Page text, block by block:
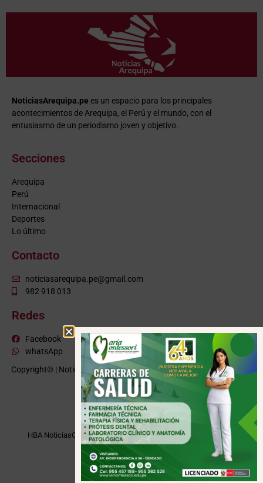
NoticiasArequipa.pe es un espacio para los principales
acontecimientos de Arequipa, el Perú y el mundo, con el
entusiasmo de un periodismo joven y objetivo.
Secciones
Arequipa
Perú
Internacional
Deportes
Lo último
Contacto
noticiasarequipa.pe@gmail.com
982 918 013
Redes
Facebook
whatsApp
Copyright© | NoticiasArequipa.pe | Grupo HBA Noticias| Todos los
derechos reservados
VISITE TAMBIÉN
HBA NoticiasCusco InformaMoquegua Noticias Tacna Noticias
Puno Noticias